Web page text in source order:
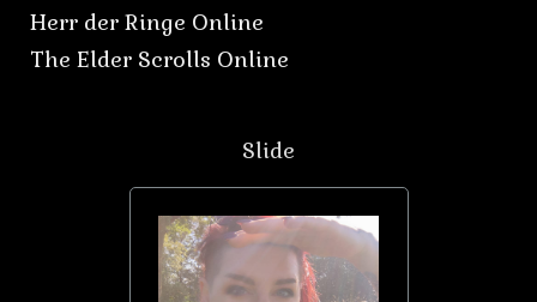
Herr der Ringe Online
The Elder Scrolls Online
Slide